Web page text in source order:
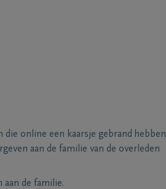
die online een kaarsje gebrand hebben
aan de familie van de overleden
aan de familie.